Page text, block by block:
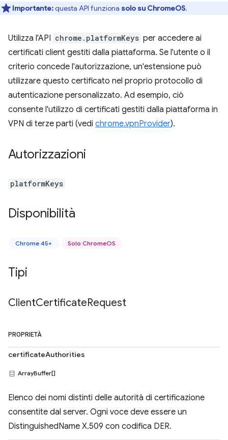
Importante:questa API funziona solo su ChromeOS.
Utilizza l'API chrome.platformKeys per accedere ai
certificati client gestiti dalla piattaforma. Se l'utente o il
criterio concede l'autorizzazione, un'estensione può
utilizzare questo certificato nel proprio protocollo di
autenticazione personalizzato. Ad esempio, ciò
consente l'utilizzo di certificati gestiti dalla piattaforma in
VPN di terze parti (vedi chrome.vpnProvider).
Autorizzazioni
platformKeys
Disponibilità
Chrome 45+ Solo ChromeOS
Tipi
ClientCertificateRequest
PROPRIETÀ
certificateAuthorities
ArrayBuffer[]
Elenco dei nomi distinti delle autorità di certificazione
consentite dal server. Ogni voce deve essere un
DistinguishedName X.509 con codifica DER.